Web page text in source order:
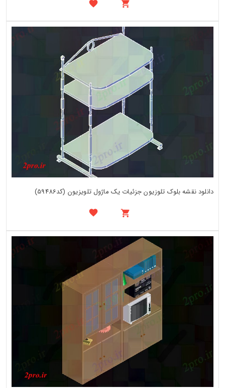
دانلود نقشه بلوک تلوزیون جزئیات یک ماژول تلویزیون (کد59486)